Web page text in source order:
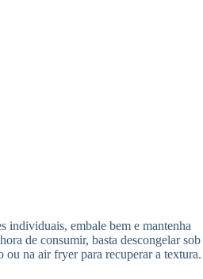
individuais, embale bem e mantenha
de consumir, basta descongelar sob
ou na air fryer para recuperar a textura.